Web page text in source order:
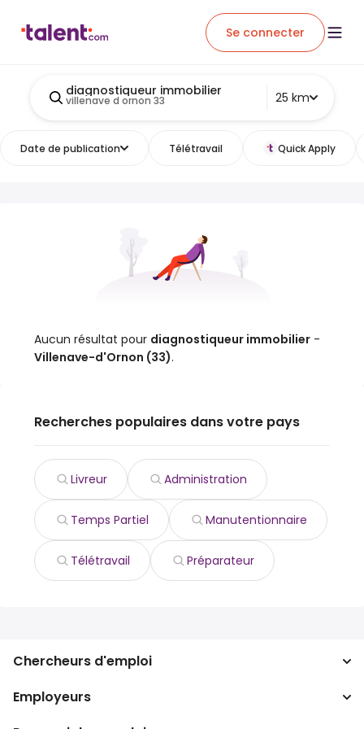
Se connecter
diagnostiqueur immobilier
villenave d ornon 33 25 km
Date de publication Télétravail Quick Apply
Aucun résultat pour diagnostiqueur immobilier -
Villenave-d'Ornon (33).
Recherches populaires dans votre pays
Livreur Administration
Temps Partiel Manutentionnaire
Télétravail Préparateur
Chercheurs d'emploi
Recherche d'emploi
Recherche de salaire
Employeurs